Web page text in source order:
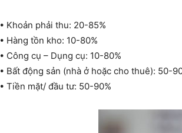
• Khoản phải thu: 20-85%
• Hàng tồn kho: 10-80%
• Công cụ – Dụng cụ: 10-80%
• Bất động sản (nhà ở hoặc cho thuê): 50-
• Tiền mặt/ đầu tư: 50-90%